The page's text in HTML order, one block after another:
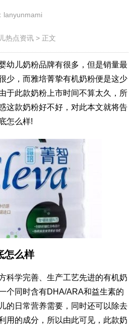
lanyunmami
热点资讯 > 正文
幼儿奶粉品牌有很多，但是销量最
少，而雅培菁挚有机奶粉便是这少
于此款奶粉上市时间不算太久，所
这款奶粉好不好，对此本文就将告
怎么样!
怎么样
科学完善、生产工艺先进的有机奶
个同时含有DHA/ARA和益生素的
的日常营养需要，同时还可以除去
用的成分，所以由此可见，此款奶